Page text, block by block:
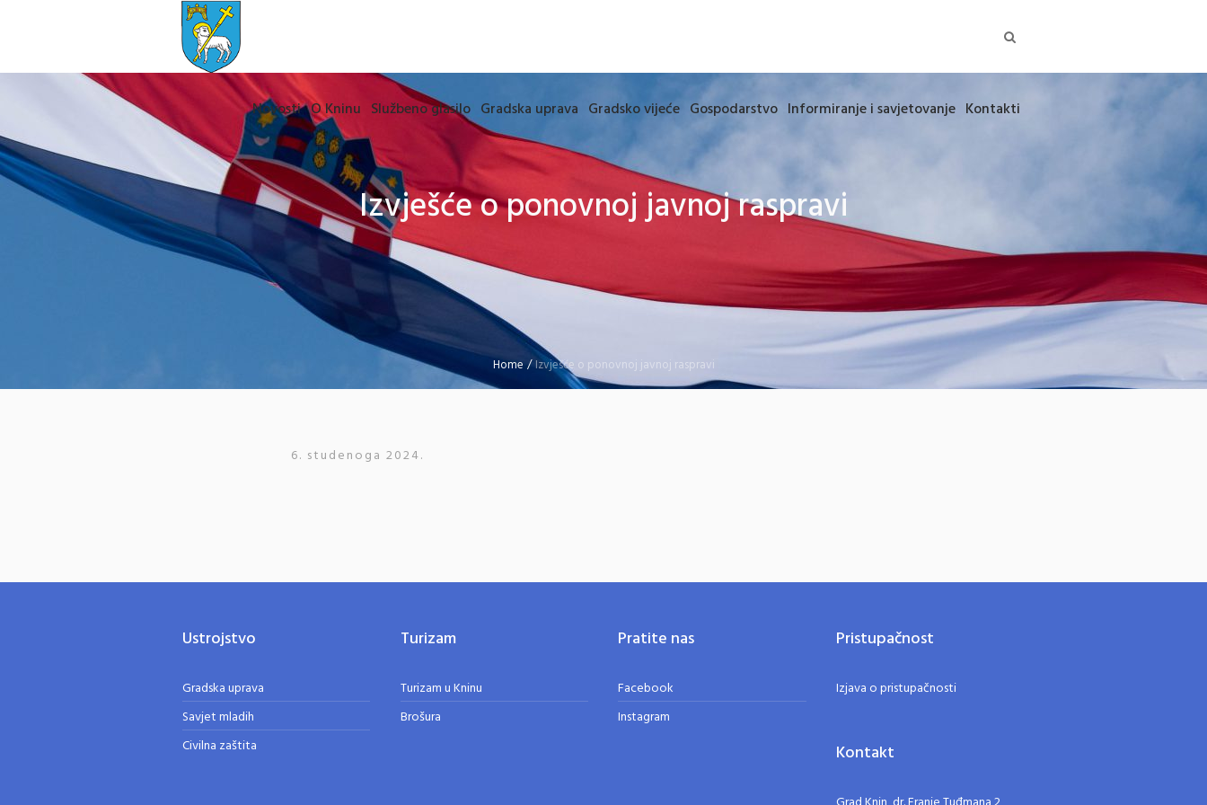
Novosti O Kninu Službeno glasilo Gradska uprava Gradsko vijeće Gospodarstvo Informiranje i savjetovanje Kontakti
Izvješće o ponovnoj javnoj raspravi
Home /Izvješće o ponovnoj javnoj raspravi
6. studenoga 2024.
Ustrojstvo
Gradska uprava
Savjet mladih
Civilna zaštita
Turizam
Turizam u Kninu
Brošura
Pratite nas
Facebook
Instagram
Pristupačnost
Izjava o pristupačnosti
Kontakt